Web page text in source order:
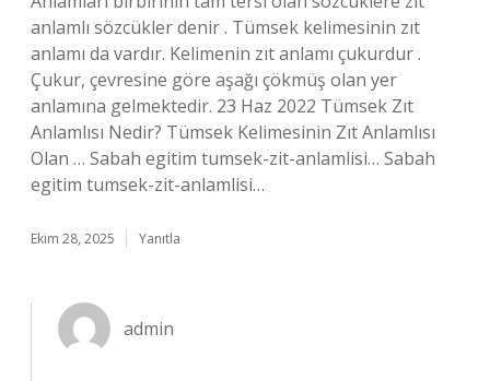
anlamlı sözcükler denir . Tümsek kelimesinin zıt
anlamı da vardır. Kelimenin zıt anlamı çukurdur .
Çukur, çevresine göre aşağı çökmüş olan yer
anlamına gelmektedir. 23 Haz 2022 Tümsek Zıt
Anlamlısı Nedir? Tümsek Kelimesinin Zıt Anlamlısı
Olan … Sabah egitim tumsek-zit-anlamlisi… Sabah
egitim tumsek-zit-anlamlisi…
Ekim 28, 2025 Yanıtla
admin